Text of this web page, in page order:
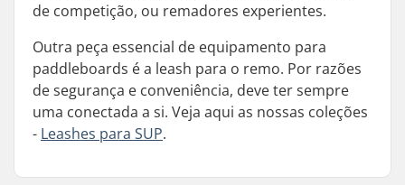
de competição, ou remadores experientes.
Outra peça essencial de equipamento para
paddleboards é a leash para o remo. Por razões
de segurança e conveniência, deve ter sempre
uma conectada a si. Veja aqui as nossas coleções
- Leashes para SUP.